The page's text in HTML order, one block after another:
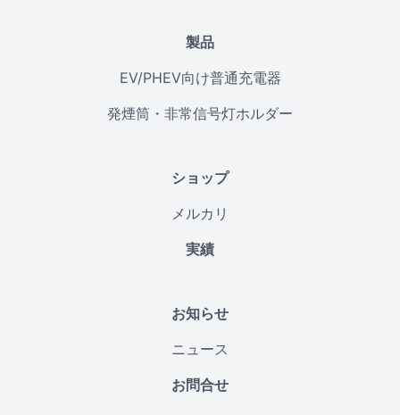
製品
EV/PHEV向け普通充電器
発煙筒・非常信号灯ホルダー
ショップ
メルカリ
実績
お知らせ
ニュース
お問合せ